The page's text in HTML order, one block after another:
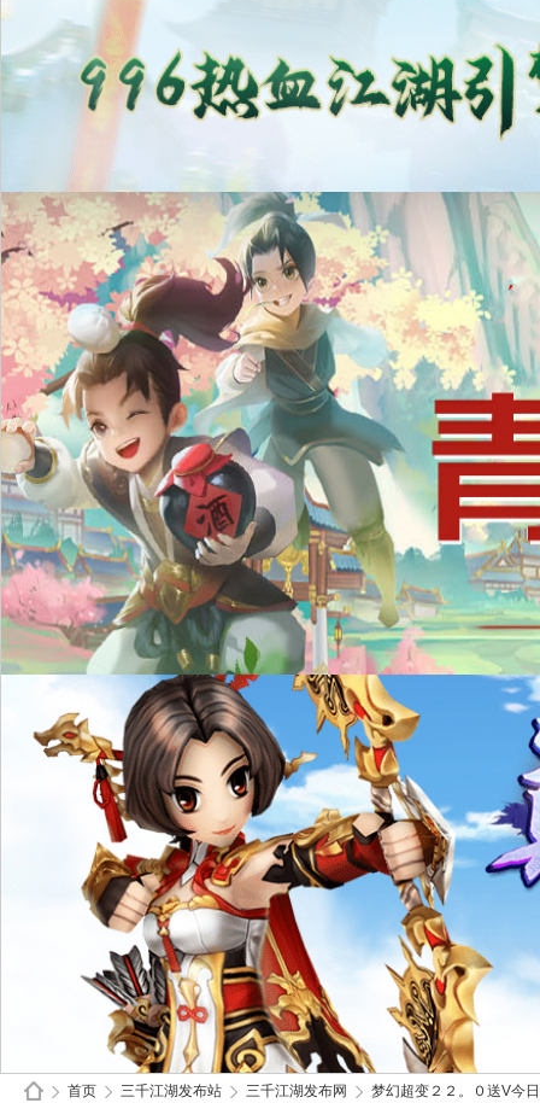
首页 三千江湖发布站 三千江湖发布网 梦幻超变２２。０送V